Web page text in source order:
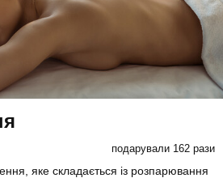
подарували 162 рази
яке складається із розпарювання